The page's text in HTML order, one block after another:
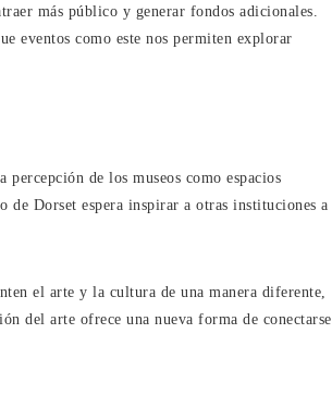
más público y generar fondos adicionales.
eventos como este nos permiten explorar
de los museos como espacios
de Dorset espera inspirar a otras instituciones a
el arte y la cultura de una manera diferente,
del arte ofrece una nueva forma de conectarse